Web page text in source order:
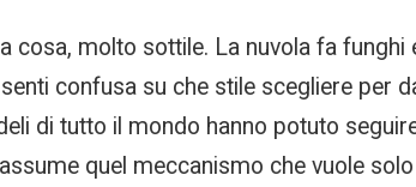
cosa, molto sottile. La nuvola fa
confusa su che stile scegliere per
di tutto il mondo hanno potuto
quel meccanismo che vuole